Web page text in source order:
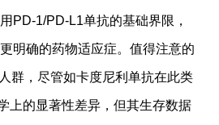
PD-1/PD-L1单抗的基础界限，
明确的药物适应症。值得注意的
群，尽管如卡度尼利单抗在此类
上的显著性差异，但其生存数据